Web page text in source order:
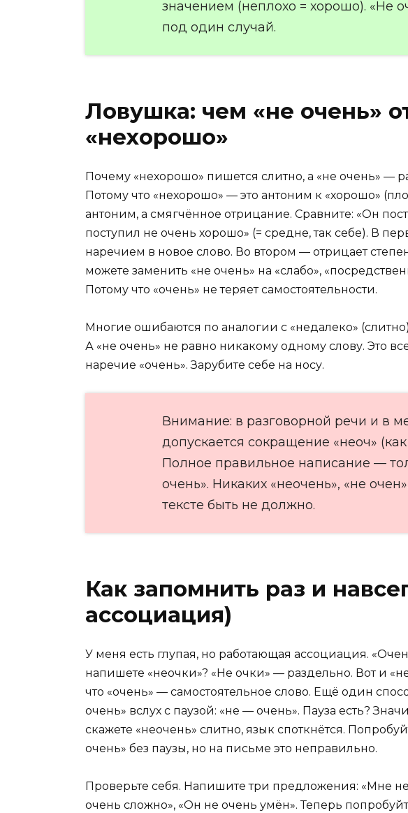
значением (неплохо = хорошо). «Не
под один случай.
Ловушка: чем «не очень»
«нехорошо»
Почему «нехорошо» пишется слитно, а «не очень» —
Потому что «нехорошо» — это антоним к «хорошо»
антоним, а смягчённое отрицание. Сравните: «Он
поступил не очень хорошо» (= средне, так себе). В
наречием в новое слово. Во втором — отрицает
можете заменить «не очень» на «слабо»,
Потому что «очень» не теряет самостоятельности.
Многие ошибаются по аналогии с «недалеко»
А «не очень» не равно никакому одному слову. Это
наречие «очень». Зарубите себе на носу.
Внимание: в разговорной речи и в
допускается сокращение «неоч»
Полное правильное написание —
очень». Никаких «неочень», «не
тексте быть не должно.
Как запомнить раз и
ассоциация)
У меня есть глупая, но работающая ассоциация.
напишете «неочки»? «Не очки» — раздельно. Вот и
что «очень» — самостоятельное слово. Ещё один
очень» вслух с паузой: «не — очень». Пауза есть?
скажете «неочень» слитно, язык споткнётся.
очень» без паузы, но на письме это неправильно.
Проверьте себя. Напишите три предложения: «Мне не
очень сложно», «Он не очень умён». Теперь